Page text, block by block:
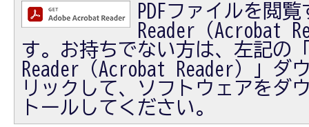
PDFファイルを閲
Reader（Acrobat
す。お持ちでない方は、左記の
Reader（Acrobat Reader）」ダ
リックして、ソフトウェアをダ
トールしてください。